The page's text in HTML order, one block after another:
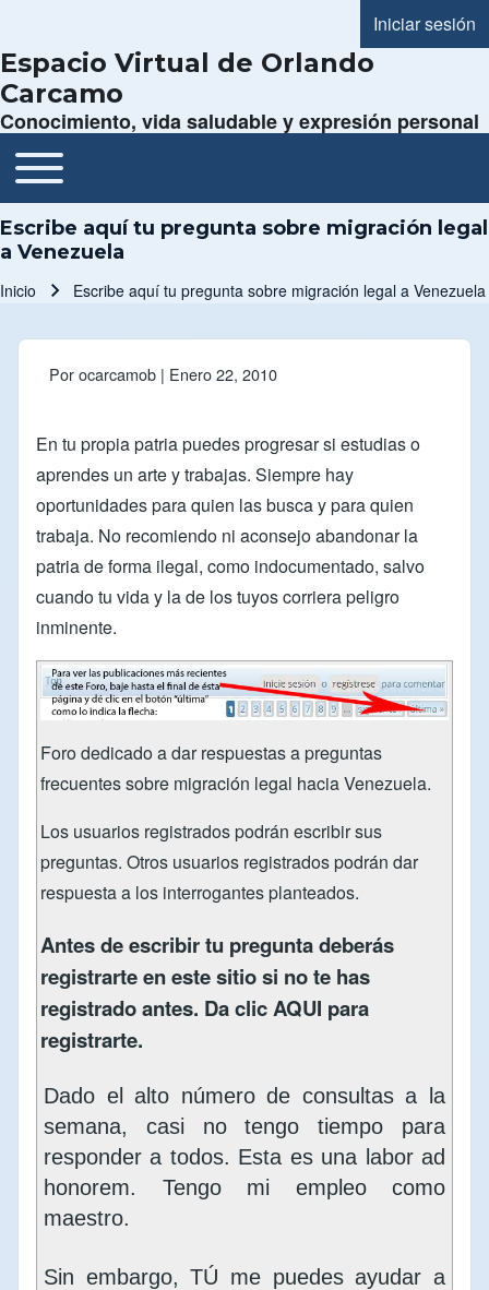
Menú de
Iniciar sesión
Espacio Virtual de Orlando
Carcamo
Conocimiento, vida saludable y expresión personal
Navegación principal
Toggle main menu
Escribe aquí tu pregunta sobre migración legal
a Venezuela
Inicio Escribe aquí tu pregunta sobre migración legal a Venezuela
Porocarcamob | Enero 22, 2010
En tu propia patria puedes progresar si estudias o
aprendes un arte y trabajas. Siempre hay
oportunidades para quien las busca y para quien
trabaja. No recomiendo ni aconsejo abandonar la
patria de forma ilegal, como indocumentado, salvo
cuando tu vida y la de los tuyos corriera peligro
inminente.
Foro dedicado a dar respuestas a preguntas
frecuentes sobre migración legal hacia Venezuela.
Los usuarios registrados podrán escribir sus
preguntas. Otros usuarios registrados podrán dar
respuesta a los interrogantes planteados.
Antes de escribir tu pregunta deberás
registrarte en este sitio si no te has
registrado antes. Da clicAQUI para
registrarte.
Dado el alto número de consultas a la
semana, casi no tengo tiempo para
responder a todos. Esta es una labor ad
honorem. Tengo mi empleo como
maestro.
Sin embargo, TÚ me puedes ayudar a